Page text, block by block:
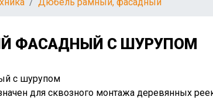
ФАСАДНЫЙ С ШУРУПОМ
для сквозного монтажа деревянных